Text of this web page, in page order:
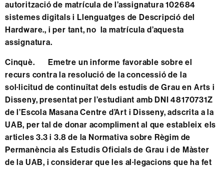
autorització de matrícula de l’assignatura 102684
sistemes digitals i Llenguatges de Descripció del
Hardware., i per tant, no la matrícula d’aquesta
assignatura.
Cinquè. Emetre un informe favorable sobre el
recurs contra la resolució de la concessió de la
sol·licitud de continuïtat dels estudis de Grau en Arts i
Disseny, presentat per l’estudiant amb DNI 48170731Z
de l’Escola Masana Centre d’Art i Disseny, adscrita a la
UAB, per tal de donar acompliment al que estableix els
articles 3.3 i 3.8 de la Normativa sobre Règim de
Permanència als Estudis Oficials de Grau i de Màster
de la UAB, i considerar que les al·legacions que ha fet